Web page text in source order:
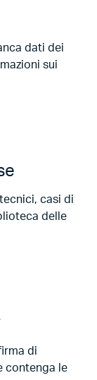
dati dei
sui
casi di
delle
di
contenga le